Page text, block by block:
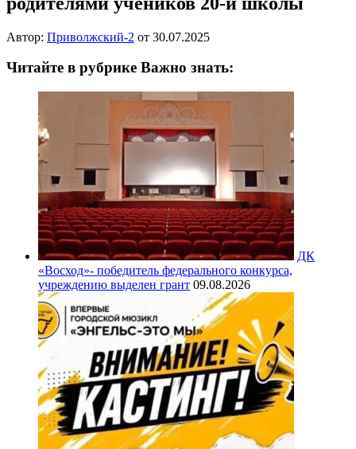
Автор: Приволжский-2 от 30.07.2025
Читайте в рубрике Важно знать:
ДК
«Восход»- победитель федерального конкурса,
учреждению выделен грант 09.08.2026